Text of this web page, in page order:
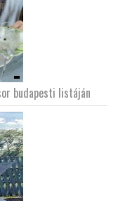
budapesti listáján